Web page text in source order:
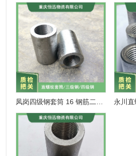
凤岗四级钢套筒 16 钢筋二级接头 冷水滩用料 质量稳定